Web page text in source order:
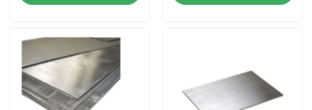
Tubo di acciaio galvanizzato
Piatto dello strato di acciaio inossidabile